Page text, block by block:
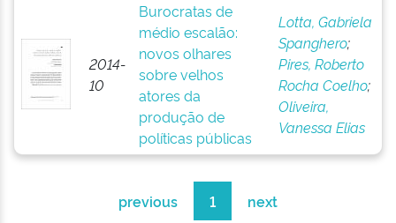
2014-
10
Burocratas de
médio escalão:
novos olhares
sobre velhos
atores da
produção de
políticas públicas
Lotta, Gabriela
Spanghero;
Pires, Roberto
Rocha Coelho;
Oliveira,
Vanessa Elias
previous 1 next